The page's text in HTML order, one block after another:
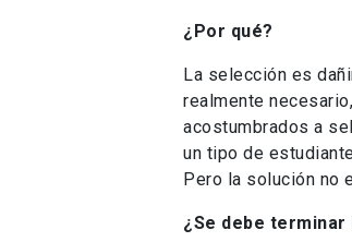
¿Por qué?
La selección es
realmente
acostumbrados a
un tipo de
Pero la solución no
¿Se debe